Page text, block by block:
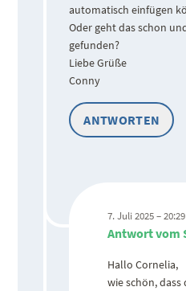
automatisch einfügen
Oder geht das schon
gefunden?
Liebe Grüße
Conny
ANTWORTEN
7. Juli 2025 –
Antwort vom
Hallo Cornelia,
wie schön,